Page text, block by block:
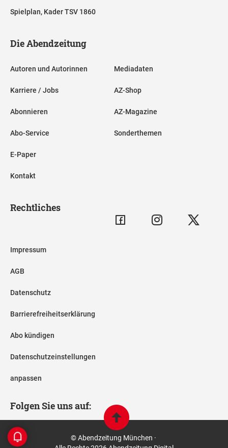
Spielplan, Kader TSV 1860
Die Abendzeitung
Autoren und Autorinnen
Karriere / Jobs
Abonnieren
Abo-Service
E-Paper
Kontakt
Mediadaten
AZ-Shop
AZ-Magazine
Sonderthemen
Rechtliches
Impressum
AGB
Datenschutz
Barrierefreiheitserklärung
Abo kündigen
Datenschutzeinstellungen
anpassen
Folgen Sie uns auf:
© Abendzeitung München ·